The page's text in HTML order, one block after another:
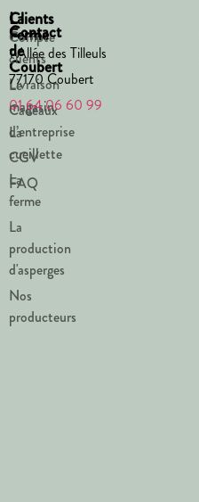
La
Ferme
de
Coubert
Le
magasin
La
cueillette
La
ferme
La
production
d'asperges
Nos
producteurs
Clients
Compte
clients
Livraison
Cadeaux
d’entreprise
CGV
FAQ
Contact
1 Allée des Tilleuls
77170 Coubert
01 64 06 60 99